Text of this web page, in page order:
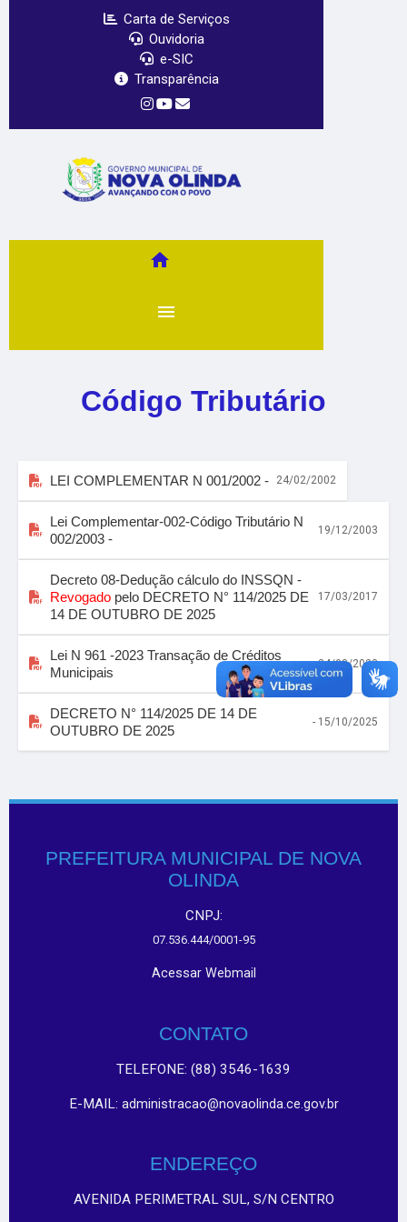
Carta de Serviços
Ouvidoria
e-SIC
Transparência
menu
home
Código Tributário
LEI COMPLEMENTAR N 001/2002 - 24/02/2002
Lei Complementar-002-Código Tributário N
002/2003 -
19/12/2003
Decreto 08-Dedução cálculo do INSSQN -
Revogado pelo DECRETO N° 114/2025 DE
14 DE OUTUBRO DE 2025
17/03/2017
Lei N 961 -2023 Transação de Créditos
Municipais
- 24/08/2023
DECRETO N° 114/2025 DE 14 DE
OUTUBRO DE 2025
- 15/10/2025
PREFEITURA MUNICIPAL DE NOVA
OLINDA
CNPJ:
07.536.444/0001-95
Acessar Webmail
CONTATO
TELEFONE: (88) 3546-1639
E-MAIL: administracao@novaolinda.ce.gov.br
ENDEREÇO
AVENIDA PERIMETRAL SUL, S/N CENTRO